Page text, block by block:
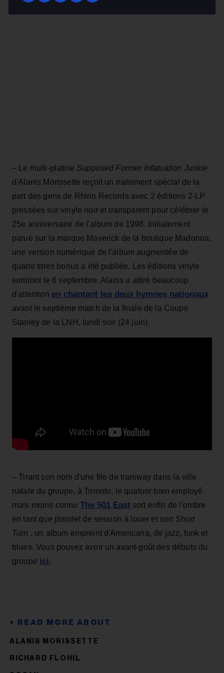
– Le multi-platine Supposed Former Infatuation Junkie
d'Alanis Morissette reçoit un traitement spécial de la
part des gens de Rhino Records avec 2 éditions 2-LP
pressées sur vinyle noir et transparent pour célébrer le
25e anniversaire de l'album de 1998. Initialement
parue sur la marque Maverick de la boutique Madonna,
une version numérique de l'album augmentée de
quatre titres bonus a été publiée. Les éditions vinyle
sortiront le 6 septembre. Alanis a attiré beaucoup
d'attention en chantant les deux hymnes nationaux
avant le septième match de la finale de la Coupe
Stanley de la LNH, lundi soir (24 juin).
– Tirant son nom d'une file de tramway dans la ville
natale du groupe, à Toronto, le quatuor bien employé
mais moins connu The 501 East sort enfin de l'ombre
en tant que pistolet de session à louer et sort Short
Turn , un album empreint d'Americana, de jazz, funk et
blues. Vous pouvez avoir un avant-goût des débuts du
groupe ici.
ALANIS MORISSETTE
RICHARD FLOHIL